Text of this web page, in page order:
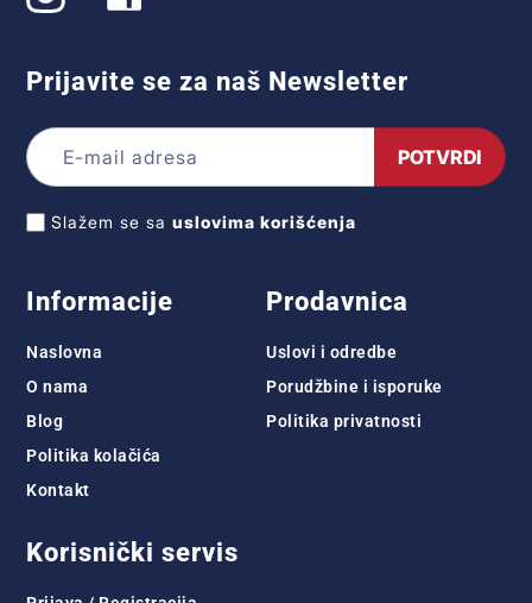
Prijavite se za naš Newsletter
POTVRDI
Slažem se sauslovima korišćenja
Informacije
Naslovna
O nama
Blog
Politika kolačića
Kontakt
Prodavnica
Uslovi i odredbe
Porudžbine i isporuke
Politika privatnosti
Korisnički servis